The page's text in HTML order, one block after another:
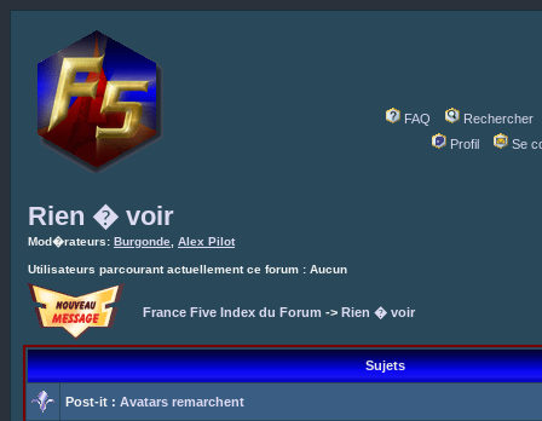
FAQ
Rechercher
Profil
Se
Rien � voir
Mod�rateurs: Burgonde Alex Pilot
Utilisateurs parcourant actuellement ce forum : Aucun
France Five Index du Forum -> Rien � voir
Sujets
Post-it : Avatars remarchent